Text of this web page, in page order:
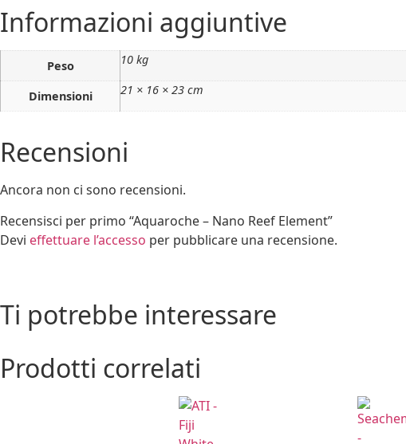
Informazioni aggiuntive
Peso 10 kg
Dimensioni 21 × 16 × 23 cm
Recensioni
Ancora non ci sono recensioni.
Recensisci per primo “Aquaroche – Nano Reef Element”
Devi effettuare l’accesso per pubblicare una recensione.
Ti potrebbe interessare
Prodotti correlati